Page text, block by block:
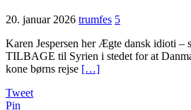
20. januar 2026 trumfes 5
Karen Jespersen her Ægte dansk idioti –
TILBAGE til Syrien i stedet for at
kone børns rejse […]
Tweet
Pin